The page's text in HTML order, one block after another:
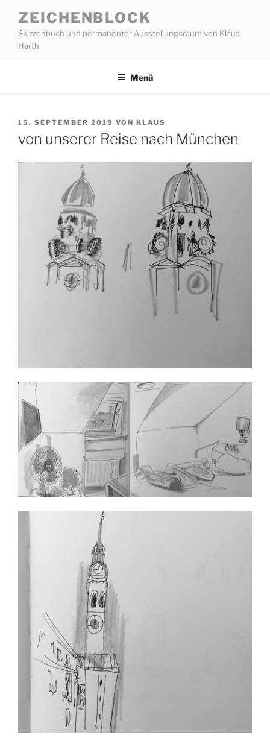
Inhalt
springen
ZEICHENBLOCK
Skizzenbuch und permanenter Ausstellungsraum von Klaus
Harth
Menü
VERÖFFENTLICHT
15. SEPTEMBER 2019 VON KLAUS
von unserer Reise nach München